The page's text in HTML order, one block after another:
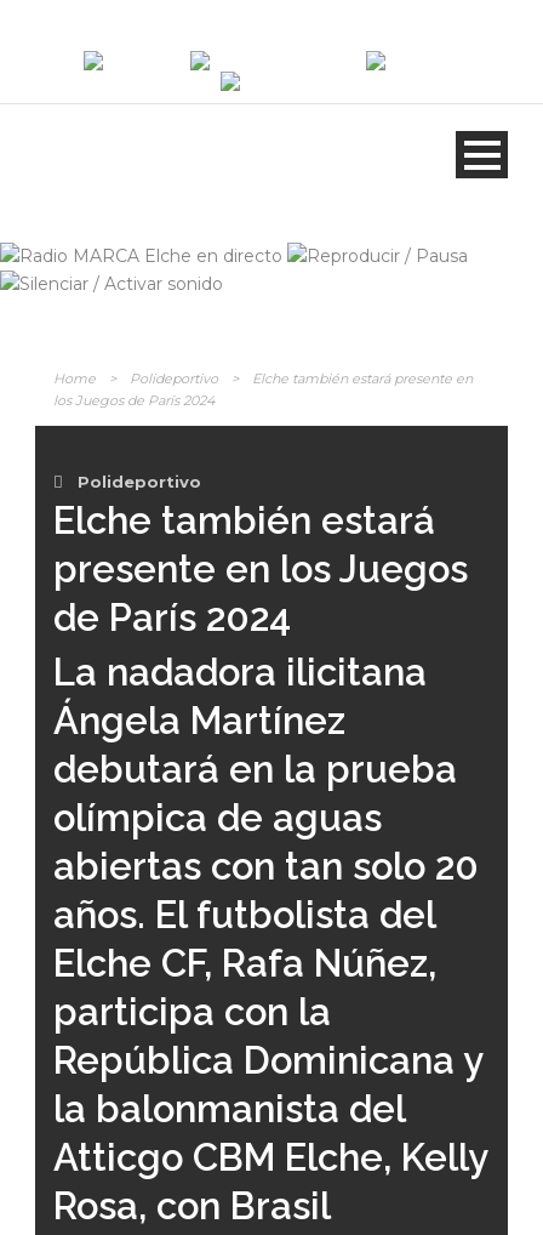
Home > Polideportivo >
Elche también estará presente en
los Juegos de París 2024
Polideportivo
Elche también estará
presente en los Juegos
de París 2024
La nadadora ilicitana
Ángela Martínez
debutará en la prueba
olímpica de aguas
abiertas con tan solo 20
años. El futbolista del
Elche CF, Rafa Núñez,
participa con la
República Dominicana y
la balonmanista del
Atticgo CBM Elche, Kelly
Rosa, con Brasil